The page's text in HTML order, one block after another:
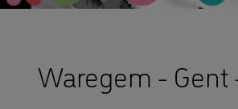
Waregem -